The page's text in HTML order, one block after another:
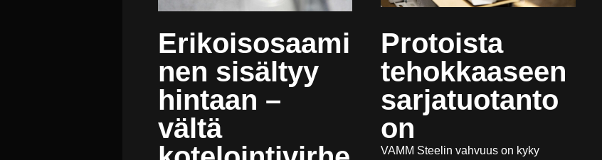
Erikoisosaami
nen sisältyy
hintaan –
vältä
Protoista
tehokkaaseen
sarjatuotanto
on
VAMM Steelin vahvuus on kyky